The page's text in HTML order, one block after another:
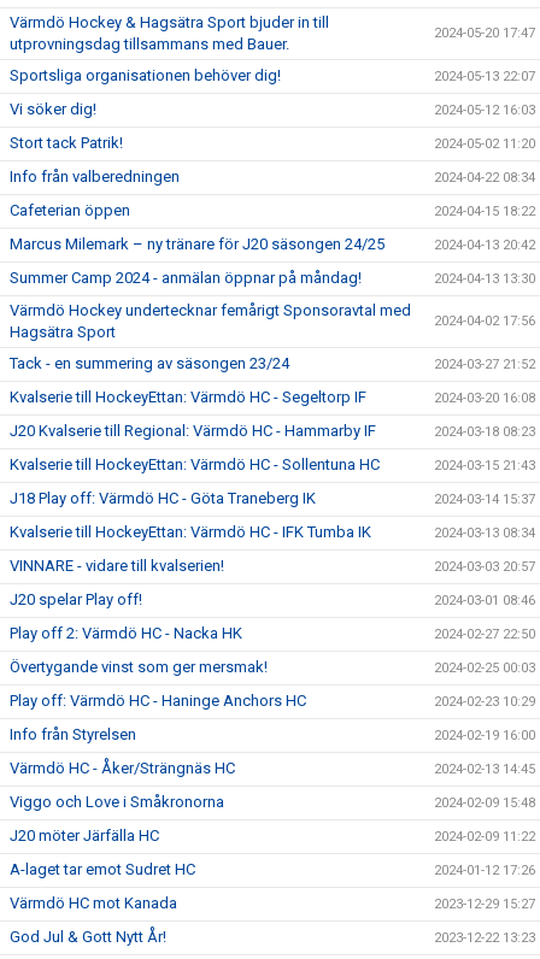
Värmdö Hockey & Hagsätra Sport bjuder in till
utprovningsdag tillsammans med Bauer.
2024-05-20 17:47
Sportsliga organisationen behöver dig! 2024-05-13 22:07
Vi söker dig! 2024-05-12 16:03
Stort tack Patrik! 2024-05-02 11:20
Info från valberedningen 2024-04-22 08:34
Cafeterian öppen 2024-04-15 18:22
Marcus Milemark – ny tränare för J20 säsongen 24/25 2024-04-13 20:42
Summer Camp 2024 - anmälan öppnar på måndag! 2024-04-13 13:30
Värmdö Hockey undertecknar femårigt Sponsoravtal med
Hagsätra Sport
2024-04-02 17:56
Tack - en summering av säsongen 23/24 2024-03-27 21:52
Kvalserie till HockeyEttan: Värmdö HC - Segeltorp IF 2024-03-20 16:08
J20 Kvalserie till Regional: Värmdö HC - Hammarby IF 2024-03-18 08:23
Kvalserie till HockeyEttan: Värmdö HC - Sollentuna HC 2024-03-15 21:43
J18 Play off: Värmdö HC - Göta Traneberg IK 2024-03-14 15:37
Kvalserie till HockeyEttan: Värmdö HC - IFK Tumba IK 2024-03-13 08:34
VINNARE - vidare till kvalserien! 2024-03-03 20:57
J20 spelar Play off! 2024-03-01 08:46
Play off 2: Värmdö HC - Nacka HK 2024-02-27 22:50
Övertygande vinst som ger mersmak! 2024-02-25 00:03
Play off: Värmdö HC - Haninge Anchors HC 2024-02-23 10:29
Info från Styrelsen 2024-02-19 16:00
Värmdö HC - Åker/Strängnäs HC 2024-02-13 14:45
Viggo och Love i Småkronorna 2024-02-09 15:48
J20 möter Järfälla HC 2024-02-09 11:22
A-laget tar emot Sudret HC 2024-01-12 17:26
Värmdö HC mot Kanada 2023-12-29 15:27
God Jul & Gott Nytt År! 2023-12-22 13:23